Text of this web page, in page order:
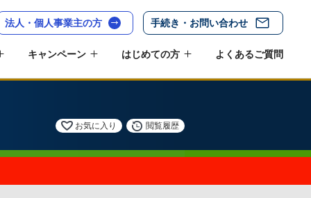
法人・個人事業主の方 手続き・お問い合わせ
キャンペーン はじめての方 よくあるご質問
お気に入り 閲覧履歴